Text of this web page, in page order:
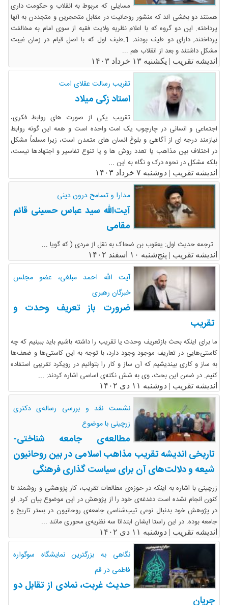
مسایلی که مربوط به انقلاب و حکومت داری
هستند دو بخشی اند که منشور روحانیت در مقابل متحجرین و متجددن به آنها
پرداخته. این دو گروه که با اعلام نظریه ولایت فقیه از سوی امام به مخالفت
پرداختند, دارای دو طیف بودند: 1.طیف اول که با اصل قیام در زمان غیبت
مشکل داشتند و بعد از انقلاب هم ...
اندیشه تقریب | یکشنبه ۱۳ خرداد ۱۴۰۳
تقریب رسالت عقلای امت
استاد زکی میلاد
تقریب یکی از صورت های روابط فکری،
اجتماعی و انسانی در چارچوب یک امت واحده است و همه این گونه روابط
نیازمند درجه ای از آگاهی و بلوغ انسان های متمدن است، زیرا مسلماً مشکل
در اختلاف بین مذاهب یا تعدد روش ها و یا تنوع تفاسیر و اجتهادها نیست،
بلکه مشکل در نحوه درک و نگاه به این ...
اندیشه تقریب | دوشنبه ۷ خرداد ۱۴۰۳
مدارا و تسامح درون دینی
آیت‌الله سید عباس حسینی قائم
مقامی
ترجمه حدیث اول: یعقوب بن ضحاک به نقل از مردی ( که گویا ...
اندیشه تقریب | پنج‌شنبه ۱۰ اسفند ۱۴۰۲
آیت الله احمد مبلغی، عضو مجلس
خبرگان رهبری
ضرورت باز تعریف وحدت و
تقریب
ما برای اینکه بحث بازتعریف وحدت یا تقریب را داشته باشیم باید ببینیم که چه
کاستی‌هایی در تعاریف موجود وجود دارد، با توجه به این کاستی‌ها و ضعف‌ها
به ساز و کاری بیندیشیم که آن ساز و کار را بتوانیم در رویکرد تقریبی استفاده
کنیم. در ضمن این بحث، وی به شش نکته‌ی اساسی اشاره کردند: ...
اندیشه تقریب | دوشنبه ۱۱ دی ۱۴۰۲
نشست نقد و بررسی رساله‌ی دکتری
زرچینی با موضوع
مطالعه‌ی جامعه شناختی-
تاریخی اندیشه تقریب مذاهب اسلامی در بین روحانیون
شیعه و دلالت‌های آن برای سیاست گذاری فرهنگی
زرچینی با اشاره به اینکه در حوزه‌ی مطالعات تقریب، کار پژوهشی و روشمند تا
کنون انجام نشده است دغدغه‌ی خود را از پژوهش در این موضوع بیان کرد. او
در پژوهش خود بدنبال نوعی تیپ‌شناسی جامعه‌ی روحانیون در بستر تاریخ و
جامعه بوده. در این راستا ایشان ابتدائا سه نظریه‌ی محوری مانند ...
اندیشه تقریب | دوشنبه ۱۱ دی ۱۴۰۲
نگاهی به بزرگترین نمایشگاه سوگواره
فاطمی در قم
حدیث غربت، نمادی از تقابل دو
جریان